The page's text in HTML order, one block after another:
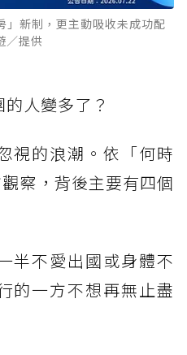
新制，更主動吸收未成功配
／提供
人變多了？
視的浪潮。依「何時
察，背後主要有四個
半不愛出國或身體不
的一方不想再無止盡